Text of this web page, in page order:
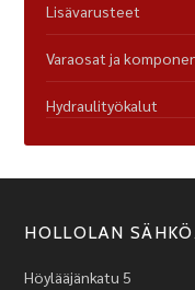
Lisävarusteet
Varaosat ja
Hydraulityökalut
HOLLOLAN
Höylääjänkatu 5